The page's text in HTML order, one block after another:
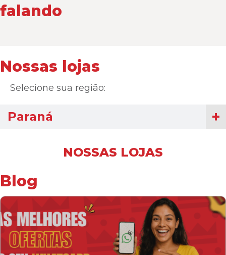
falando
Nossas lojas
Selecione sua região:
Paraná
NOSSAS LOJAS
Blog